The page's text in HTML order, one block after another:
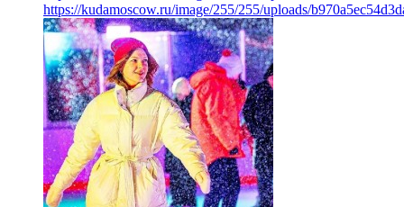
https://kudamoscow.ru/image/255/255/uploads/